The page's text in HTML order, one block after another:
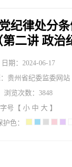
纪律处分
二讲 政治
日期：2024-06-17
贵州省纪委监委网站
浏览次数： 3848
字号【 小 中 大 】
护色：